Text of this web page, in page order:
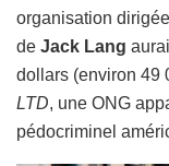
organisation
de Jack Lang
dollars (environ 49
LTD, une ONG
pédocriminel